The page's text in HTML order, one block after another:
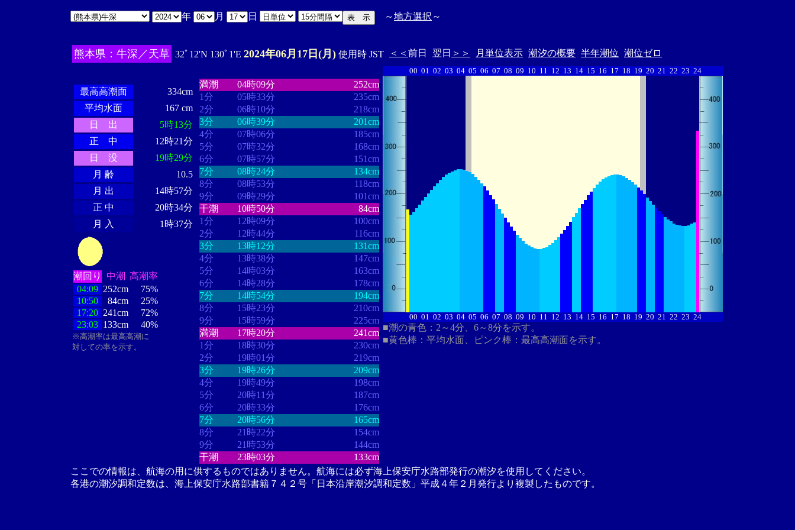
年 月 日 ～地方選択 ～
熊本県：牛深／天草 32ﾟ12'N 130ﾟ1'E 2024年06月17日(月) 使用時 JST ＜＜ 前日 翌日 ＞＞ 月単位表示 潮汐の概要 半年潮位 潮位ゼロ
最高高潮面
334cm
平均水面
167 cm
日 出
5時13分
正 中
12時21分
日 没
19時29分
月 齢
10.5
月 出
14時57分
正 中
20時34分
月 入
1時37分
潮回り 中潮 高潮率
04:09 252cm
75%
10:50
84cm
25%
17:20 241cm
72%
23:03 133cm 40%
※高潮率は最高高潮に
対しての率を示す。
満潮
04時09分
252cm
1分
05時33分
235cm
2分
06時10分
218cm
3分
06時39分
201cm
4分
07時06分
185cm
5分
07時32分
168cm
6分
07時57分
151cm
7分
08時24分
134cm
8分
08時53分
118cm
9分
09時29分
101cm
干潮
10時50分
84cm
1分
12時09分
100cm
2分
12時44分
116cm
3分
13時12分
131cm
4分
13時38分
147cm
5分
14時03分
163cm
6分
14時28分
178cm
7分
14時54分
194cm
8分
15時23分
210cm
9分
15時59分
225cm
満潮
17時20分
241cm
1分
18時30分
230cm
2分
19時01分
219cm
3分
19時26分
209cm
4分
19時49分
198cm
5分
20時11分
187cm
6分
20時33分
176cm
7分
20時56分
165cm
8分
21時22分
154cm
9分
21時53分
144cm
干潮
23時03分 133cm
00 01 02 03 04 05 06 07 08 09 10 11 12 13 14 15 16 17 18 19 20 21 22 23 24
00 01 02 03 04 05 06 07 08 09 10 11 12 13 14 15 16 17 18 19 20 21 22 23 24
■潮の青色：2～4分、6～8分を示す。
■黄色棒：平均水面、ピンク棒：最高高潮面を示す。
ここでの情報は、航海の用に供するものではありません。航海には必ず海上保安庁水路部発行の潮汐を使用してください。
各港の潮汐調和定数は、海上保安庁水路部書籍７４２号「日本沿岸潮汐調和定数」平成４年２月発行より複製したものです。